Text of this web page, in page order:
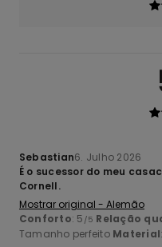
Sebastian6. Julho 2026
É o sucessor do meu
Cornell.
Mostrar original - Alemão
Conforto: 5 /5 Relação
Tamanho perfeito Material